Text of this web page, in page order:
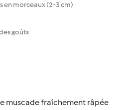
en morceaux (2-3 cm)
goûts
muscade fraîchement râpée